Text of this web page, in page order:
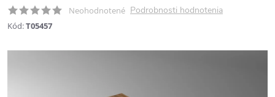
Neohodnotené Podrobnosti hodnotenia
Kód:T05457